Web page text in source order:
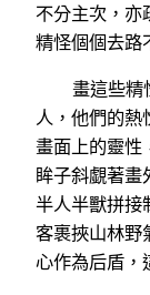
不分主次，亦
精怪個個去路
畫這些精
人，他們的熱
畫面上的靈性
眸子斜覷著畫
半人半獸拼接
客裹挾山林野
心作為后盾，